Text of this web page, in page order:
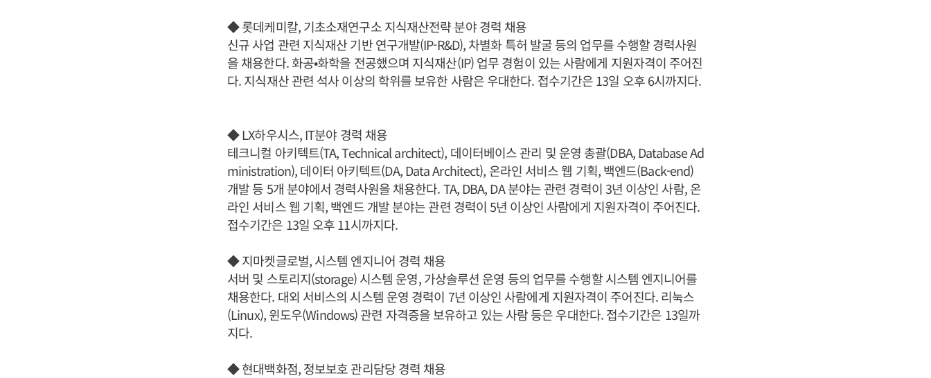
◆ 롯데케미칼, 기초소재연구소 지식재산전략 분야 경력 채용
신규 사업 관련 지식재산 기반 연구개발(IP-R&D), 차별화 특허 발굴 등의 업무를 수행할 경력사원
을 채용한다. 화공•화학을 전공했으며 지식재산(IP) 업무 경험이 있는 사람에게 지원자격이 주어진
다. 지식재산 관련 석사 이상의 학위를 보유한 사람은 우대한다. 접수기간은 13일 오후 6시까지다.
◆ LX하우시스, IT분야 경력 채용
테크니컬 아키텍트(TA, Technical architect), 데이터베이스 관리 및 운영 총괄(DBA, Database Ad
ministration), 데이터 아키텍트(DA, Data Architect), 온라인 서비스 웹 기획, 백엔드(Back-end)
개발 등 5개 분야에서 경력사원을 채용한다. TA, DBA, DA 분야는 관련 경력이 3년 이상인 사람, 온
라인 서비스 웹 기획, 백엔드 개발 분야는 관련 경력이 5년 이상인 사람에게 지원자격이 주어진다.
접수기간은 13일 오후 11시까지다.
◆ 지마켓글로벌, 시스템 엔지니어 경력 채용
서버 및 스토리지(storage) 시스템 운영, 가상솔루션 운영 등의 업무를 수행할 시스템 엔지니어를
채용한다. 대외 서비스의 시스템 운영 경력이 7년 이상인 사람에게 지원자격이 주어진다. 리눅스
(Linux), 윈도우(Windows) 관련 자격증을 보유하고 있는 사람 등은 우대한다. 접수기간은 13일까
지다.
◆ 현대백화점, 정보보호 관리담당 경력 채용